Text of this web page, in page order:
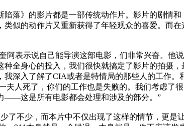
》的影片都是一部传统动作片。影片的剧情
似的动作片又重新获得了年轻观众的喜爱。而
表示说自己能导演这部电影，们非常兴奋。他
全身心的投入，我们很快就搞定了影片的拍摄
深入了解了CIA或者是特情局的那些人的工作
夫人死了，你们的工作也是失败的。我们考虑了
——这是所有电影都会处理和涉及的部分。”
不少，而本片中不仅出现了这样的情节，更是